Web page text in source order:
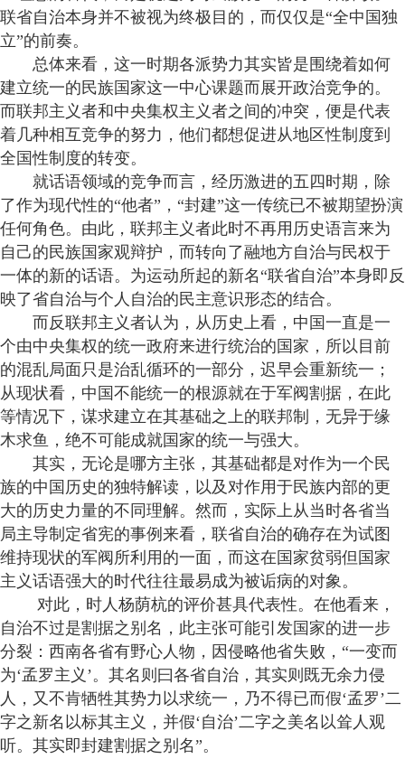
联省自治本身并不被视为终极目的，而仅仅是“全中国独
立”的前奏。
总体来看，这一时期各派势力其实皆是围绕着如何
建立统一的民族国家这一中心课题而展开政治竞争的。
而联邦主义者和中央集权主义者之间的冲突，便是代表
着几种相互竞争的努力，他们都想促进从地区性制度到
全国性制度的转变。
就话语领域的竞争而言，经历激进的五四时期，除
了作为现代性的“他者”，“封建”这一传统已不被期望扮演
任何角色。由此，联邦主义者此时不再用历史语言来为
自己的民族国家观辩护，而转向了融地方自治与民权于
一体的新的话语。为运动所起的新名“联省自治”本身即反
映了省自治与个人自治的民主意识形态的结合。
而反联邦主义者认为，从历史上看，中国一直是一
个由中央集权的统一政府来进行统治的国家，所以目前
的混乱局面只是治乱循环的一部分，迟早会重新统一；
从现状看，中国不能统一的根源就在于军阀割据，在此
等情况下，谋求建立在其基础之上的联邦制，无异于缘
木求鱼，绝不可能成就国家的统一与强大。
其实，无论是哪方主张，其基础都是对作为一个民
族的中国历史的独特解读，以及对作用于民族内部的更
大的历史力量的不同理解。然而，实际上从当时各省当
局主导制定省宪的事例来看，联省自治的确存在为试图
维持现状的军阀所利用的一面，而这在国家贫弱但国家
主义话语强大的时代往往最易成为被诟病的对象。
对此，时人杨荫杭的评价甚具代表性。在他看来，
自治不过是割据之别名，此主张可能引发国家的进一步
分裂：西南各省有野心人物，因侵略他省失败，“一变而
为‘孟罗主义’。其名则曰各省自治，其实则既无余力侵
人，又不肯牺牲其势力以求统一，乃不得已而假‘孟罗’二
字之新名以标其主义，并假‘自治’二字之美名以耸人观
听。其实即封建割据之别名”。